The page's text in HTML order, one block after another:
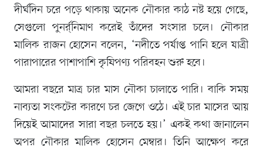
দীর্ঘদিন চরে পড়ে থাকায় অনেক নৌকার কাঠ নষ্ট হয়ে গেছে,
সেগুলো পুনর্র্নিমাণ করেই তাঁদের সংসার চলে। নৌকার
মালিক রাজন হোসেন বলেন, ‘নদীতে পর্যাপ্ত পানি হলে যাত্রী
পারাপারের পাশাপাশি কৃষিপণ্য পরিবহন শুরু হবে।
আমরা বছরে মাত্র চার মাস নৌকা চালাতে পারি। বাকি সময়
নাব্যতা সংকটের কারণে চর জেগে ওঠে। এই চার মাসের আয়
দিয়েই আমাদের সারা বছর চলতে হয়।’ একই কথা জানালেন
অপর নৌকার মালিক হোসেন মেম্বার। তিনি আক্ষেপ করে